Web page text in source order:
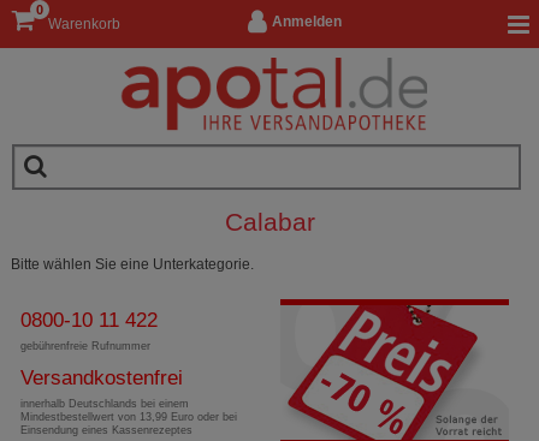
Anmelden
Warenkorb
0
Calabar
Bitte wählen Sie eine Unterkategorie.
0800-10 11 422
gebührenfreie Rufnummer
Versandkostenfrei
innerhalb Deutschlands bei einem
Mindestbestellwert von 13,99 Euro oder bei
Einsendung eines Kassenrezeptes